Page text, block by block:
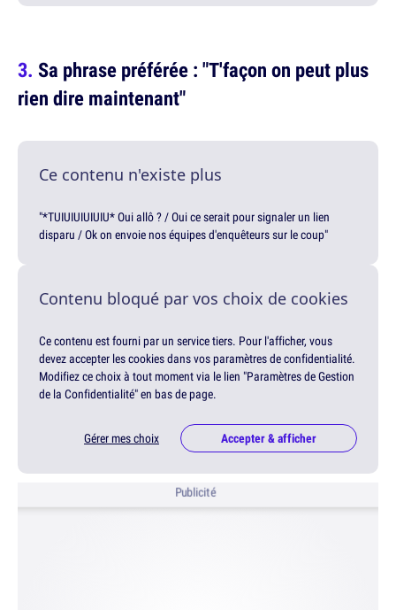
Sa phrase préférée : "T'façon on peut plus
rien dire maintenant"
Ce contenu n'existe plus
"*TUIUIUIUIUIU* Oui allô ? / Oui ce serait pour signaler un lien
disparu / Ok on envoie nos équipes d'enquêteurs sur le coup"
Contenu bloqué par vos choix de cookies
Ce contenu est fourni par un service tiers. Pour l'afficher, vous
devez accepter les cookies dans vos paramètres de confidentialité.
Modifiez ce choix à tout moment via le lien "Paramètres de Gestion
de la Confidentialité" en bas de page.
Gérer mes choix Accepter & afficher
Publicité